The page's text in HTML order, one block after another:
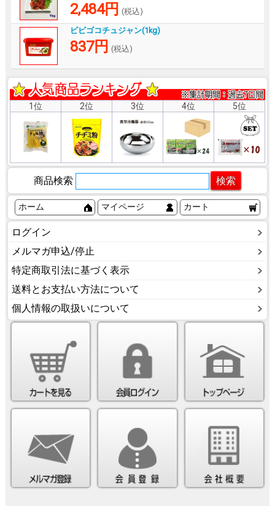
2,484円 (税込)
ビビゴコチュジャン(1kg)
837円 (税込)
1位 2位 3位 4位 5位
商品検索
ホーム マイページ カート
ログイン
メルマガ申込/停止
特定商取引法に基づく表示
送料とお支払い方法について
個人情報の取扱いについて